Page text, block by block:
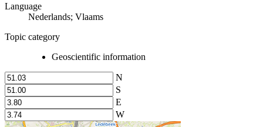
Language
Nederlands; Vlaams
Topic category
Geoscientific information
N
S
E
W